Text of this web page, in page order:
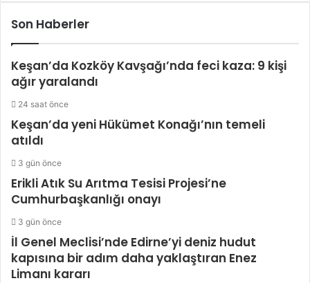
Son Haberler
Keşan’da Kozköy Kavşağı’nda feci kaza: 9 kişi
ağır yaralandı
24 saat önce
Keşan’da yeni Hükümet Konağı’nın temeli
atıldı
3 gün önce
Erikli Atık Su Arıtma Tesisi Projesi’ne
Cumhurbaşkanlığı onayı
3 gün önce
İl Genel Meclisi’nde Edirne’yi deniz hudut
kapısına bir adım daha yaklaştıran Enez
Limanı kararı